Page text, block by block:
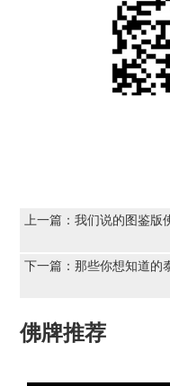
上一篇：我们说的图鉴版
下一篇：那些你想知道的
佛牌推荐